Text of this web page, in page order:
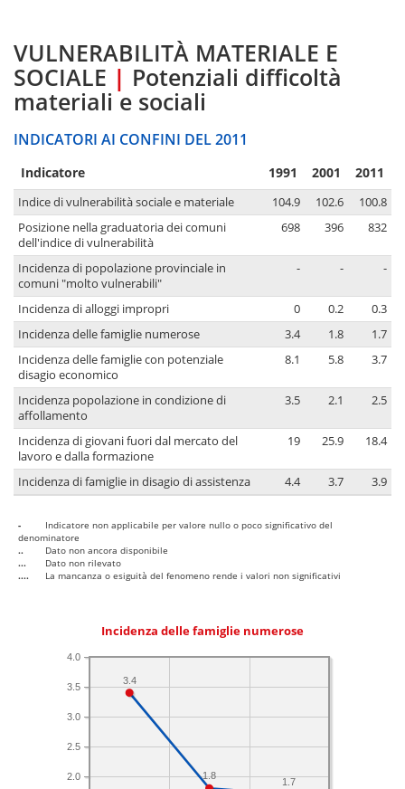
VULNERABILITÀ MATERIALE E
SOCIALE | Potenziali difficoltà
materiali e sociali
INDICATORI AI CONFINI DEL 2011
Indicatore 1991 2001 2011
Indice di vulnerabilità sociale e materiale 104.9 102.6
100.8
Posizione nella graduatoria dei comuni
dell'indice di vulnerabilità
698 396 832
Incidenza di popolazione provinciale in
comuni "molto vulnerabili"
- - -
Incidenza di alloggi impropri 0 0.2
0.3
Incidenza delle famiglie numerose
3.4 1.8
1.7
Incidenza delle famiglie con potenziale
disagio economico
8.1 5.8 3.7
Incidenza popolazione in condizione di
affollamento
3.5 2.1 2.5
Incidenza di giovani fuori dal mercato del
lavoro e dalla formazione
19 25.9 18.4
Incidenza di famiglie in disagio di assistenza 4.4 3.7 3.9
-
Indicatore non applicabile per valore nullo o poco significativo del
denominatore
..
Dato non ancora disponibile
...
Dato non rilevato
....
La mancanza o esiguità del fenomeno rende i valori non significativi
Incidenza delle famiglie numerose
2.0
2.5
3.0
3.5
4.0
1.7
1.8
3.4